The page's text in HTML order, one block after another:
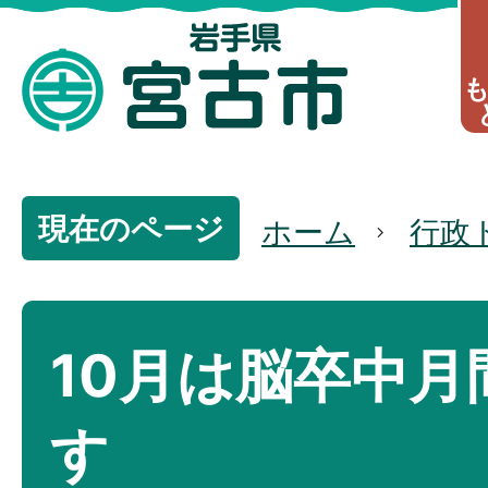
現在のページ ホーム 行政
10月は脳卒中月
す